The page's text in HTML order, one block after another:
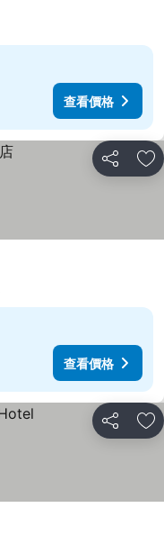
查看價格
分享 加
查看價格
分享 加